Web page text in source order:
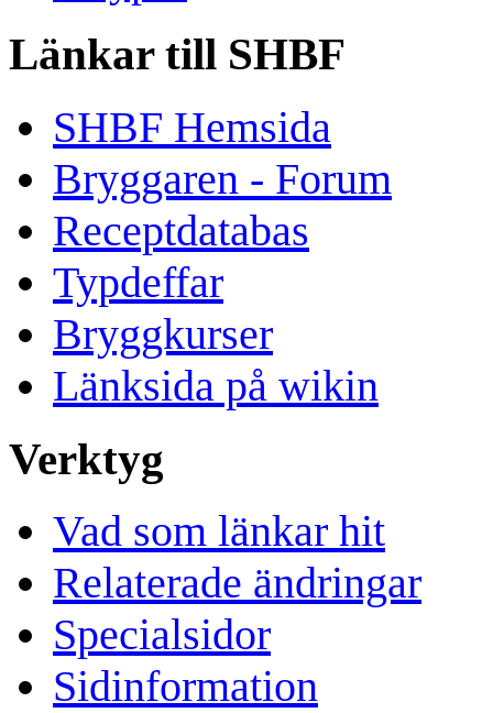
Länkar till SHBF
SHBF Hemsida
Bryggaren - Forum
Receptdatabas
Typdeffar
Bryggkurser
Länksida på wikin
Verktyg
Vad som länkar hit
Relaterade ändringar
Specialsidor
Sidinformation